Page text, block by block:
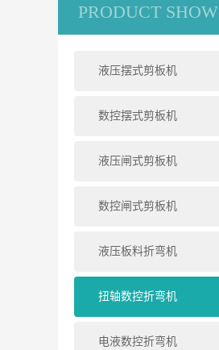
PRODUCT SHOW
液压摆式剪板机
数控摆式剪板机
液压闸式剪板机
数控闸式剪板机
液压板料折弯机
扭轴数控折弯机
电液数控折弯机